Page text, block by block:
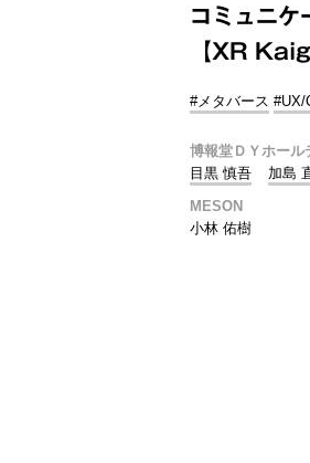
コミュニケ
【XR
#メタバース #UX/
博報堂ＤＹホール
目黒 慎吾
加島
MESON
小林 佑樹